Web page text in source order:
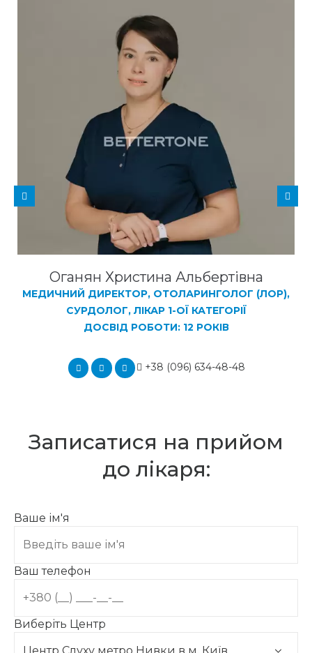
Оганян Христина Альбертівна
МЕДИЧНИЙ ДИРЕКТОР, ОТОЛАРИНГОЛОГ (ЛОР),
СУРДОЛОГ, ЛІКАР 1-ОЇ КАТЕГОРІЇ
ДОСВІД РОБОТИ: 12 РОКІВ
+38 (096) 634-48-48
Записатися на прийом
до лікаря:
Ваше ім'я
Ваш телефон
Виберіть Центр